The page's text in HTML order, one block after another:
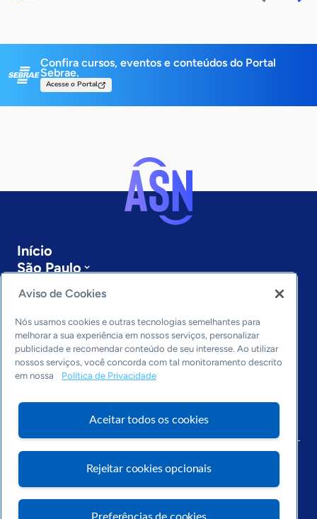
Confira cursos, eventos e conteúdos do Portal
Sebrae.
Acesse o Portal
Início
São Paulo
Últimas notícias
Entre em contato
Editorias
Economia & Política
Inovação & Tecnologia
Arquivo
Aviso de Cookies
Nós usamos cookies e outras tecnologias semelhantes para
melhorar a sua experiência em nossos serviços, personalizar
publicidade e recomendar conteúdo de seu interesse. Ao utilizar
nossos serviços, você concorda com tal monitoramento descrito
em nossa
Política de Privacidade
Aceitar todos os cookies
Rejeitar cookies opcionais